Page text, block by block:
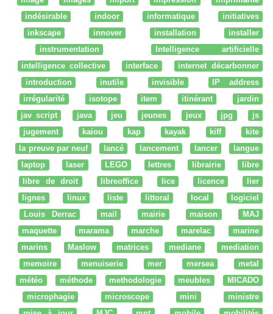
indésirable
indoor informatique
initiatives
inkscape
innover installation
installer
instrumentation
Intelligence artificielle
intelligence collective
interface
internet décarbonner
introduction
inutile invisible
IP address
irrégularité
isotope item itinérant
jardin
jav script
java jeu jeunes jeux jpg
js
jugement
kaiou kap kayak kiff
kite
la preuve par neuf
lancé lancement lancer
langue
laptop
laser LEGO lettres librairie
libre
libre de droit
libreoffice lice licence
lier
lignes
linux liste littoral local
logiciel
Louis Derrac
mail mairie maison
MAJ
maquette
marama marche marelac
marine
marins
Maslow matrices mediane
mediation
memoire
menuiserie mer mersea
metal
météo
méthode methodologie meubles
MICADO
microphagie
microscope mini
ministre